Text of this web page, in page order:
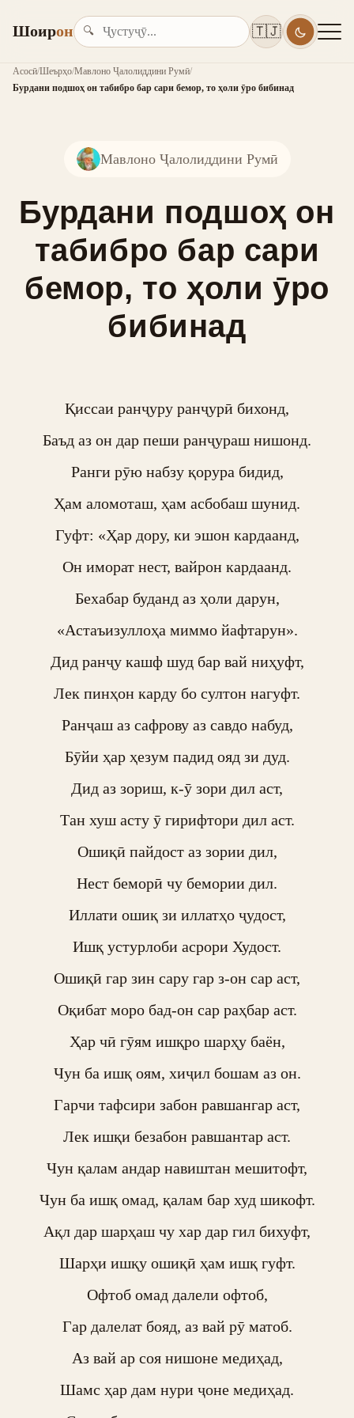
Шоирон 🔍 🇹🇯
Асосӣ/Шеърҳо/Мавлоно Ҷалолиддини Румӣ/
Бурдани подшоҳ он табибро бар сари бемор, то ҳоли ӯро бибинад
Мавлоно Ҷалолиддини Румӣ
Бурдани подшоҳ он
табибро бар сари
бемор, то ҳоли ӯро
бибинад
Қиссаи ранҷуру ранҷурӣ бихонд,
Баъд аз он дар пеши ранҷураш нишонд.
Ранги рӯю набзу қорура бидид,
Ҳам аломоташ, ҳам асбобаш шунид.
Гуфт: «Ҳар дору, ки эшон кардаанд,
Он иморат нест, вайрон кардаанд.
Бехабар буданд аз ҳоли дарун,
«Астаъизуллоҳа миммо йафтарун».
Дид ранҷу кашф шуд бар вай ниҳуфт,
Лек пинҳон карду бо султон нагуфт.
Ранҷаш аз сафрову аз савдо набуд,
Бӯйи ҳар ҳезум падид ояд зи дуд.
Дид аз зориш, к-ӯ зори дил аст,
Тан хуш асту ӯ гирифтори дил аст.
Ошиқӣ пайдост аз зории дил,
Нест беморӣ чу бемории дил.
Иллати ошиқ зи иллатҳо ҷудост,
Ишқ устурлоби асрори Худост.
Ошиқӣ гар зин сару гар з-он сар аст,
Оқибат моро бад-он сар раҳбар аст.
Ҳар чӣ гӯям ишқро шарҳу баён,
Чун ба ишқ оям, хиҷил бошам аз он.
Гарчи тафсири забон равшангар аст,
Лек ишқи безабон равшантар аст.
Чун қалам андар навиштан мешитофт,
Чун ба ишқ омад, қалам бар худ шикофт.
Ақл дар шарҳаш чу хар дар гил бихуфт,
Шарҳи ишқу ошиқӣ ҳам ишқ гуфт.
Офтоб омад далели офтоб,
Гар далелат бояд, аз вай рӯ матоб.
Аз вай ар соя нишоне медиҳад,
Шамс ҳар дам нури ҷоне медиҳад.